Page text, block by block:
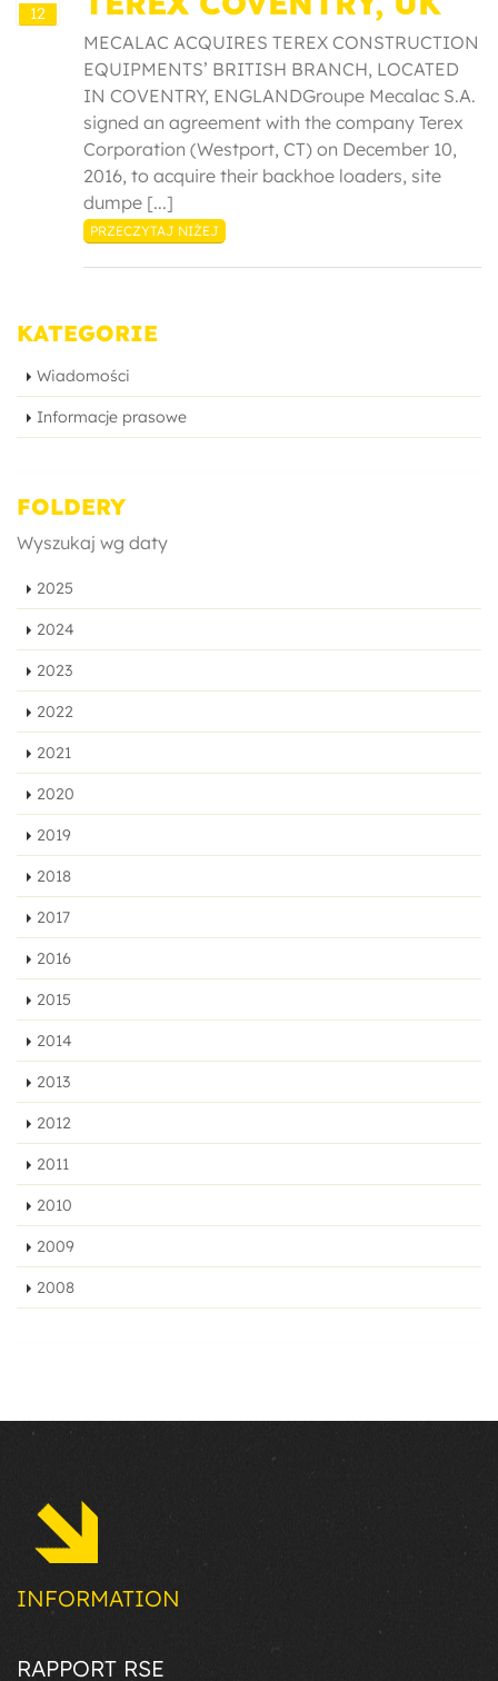
12
MECALAC ACQUIRES TEREX CONSTRUCTION
EQUIPMENTS’ BRITISH BRANCH, LOCATED
IN COVENTRY, ENGLANDGroupe Mecalac S.A.
signed an agreement with the company Terex
Corporation (Westport, CT) on December 10,
2016, to acquire their backhoe loaders, site
dumpe [...]
PRZECZYTAJ NIŻEJ
KATEGORIE
Wiadomości
Informacje prasowe
FOLDERY
Wyszukaj wg daty
2025
2024
2023
2022
2021
2020
2019
2018
2017
2016
2015
2014
2013
2012
2011
2010
2009
2008
INFORMATION
RAPPORT RSE